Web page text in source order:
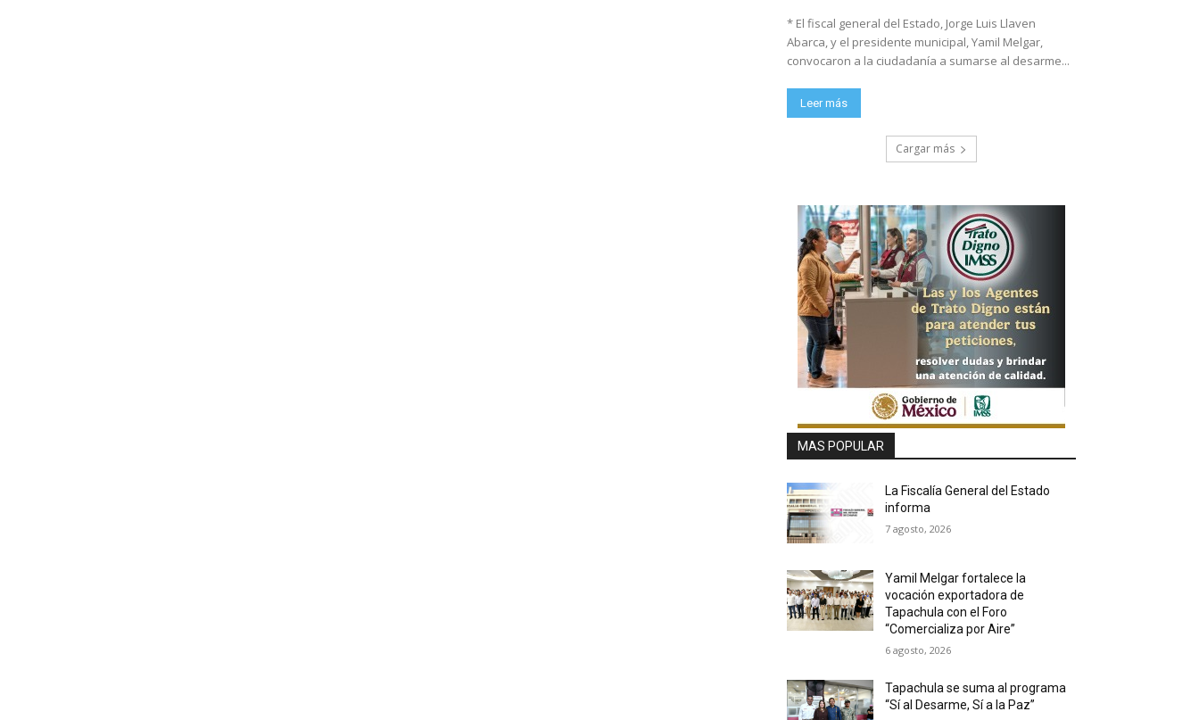
* El fiscal general del Estado, Jorge Luis Llaven
Abarca, y el presidente municipal, Yamil Melgar,
convocaron a la ciudadanía a sumarse al desarme...
Leer más
Cargar más
MAS POPULAR
La Fiscalía General del Estado
informa
7 agosto, 2026
Yamil Melgar fortalece la
vocación exportadora de
Tapachula con el Foro
“Comercializa por Aire”
6 agosto, 2026
Tapachula se suma al programa
“Sí al Desarme, Sí a la Paz”